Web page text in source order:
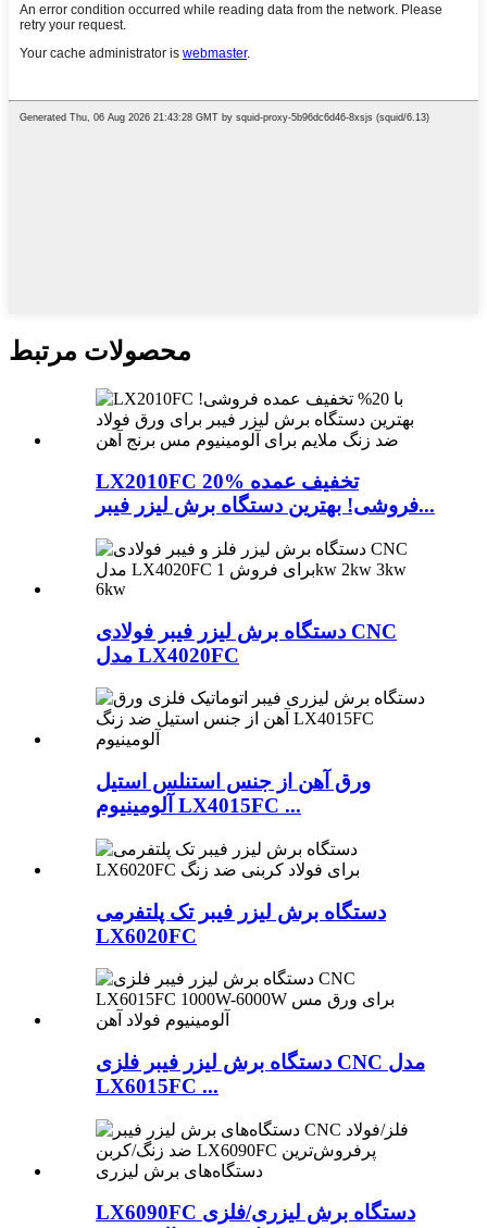
محصولات مرتبط
LX2010FC 20% تخفیف عمده
فروشی! بهترین دستگاه برش لیزر فیبر...
دستگاه برش لیزر فیبر فولادی CNC
مدل LX4020FC
ورق آهن از جنس استنلس استیل
آلومینیوم LX4015FC ...
دستگاه برش لیزر فیبر تک پلتفرمی
LX6020FC
دستگاه برش لیزر فیبر فلزی CNC مدل
LX6015FC ...
LX6090FC دستگاه برش لیزری/فلزی